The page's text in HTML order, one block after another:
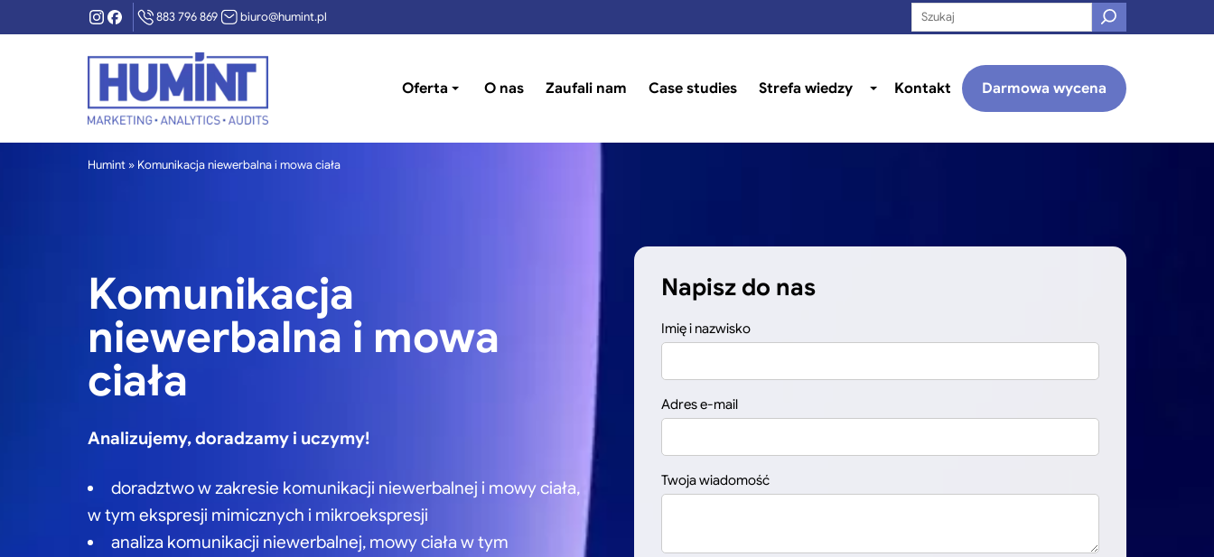
Instagram
Facebook883 796 869 biuro@humint.pl Search: Szukaj
Pokaż/ukryj
Oferta O nas Zaufali nam Case studies Strefa wiedzy
Pokaż/ukryj
Kontakt Darmowa wycena
Humint » Komunikacja niewerbalna i mowa ciała
Komunikacja
niewerbalna i mowa
ciała
Analizujemy, doradzamy i uczymy!
doradztwo w zakresie komunikacji niewerbalnej i mowy ciała,
w tym ekspresji mimicznych i mikroekspresji
analiza komunikacji niewerbalnej, mowy ciała w tym
Napisz do nas
Imię i nazwisko
Adres e-mail
Twoja wiadomość